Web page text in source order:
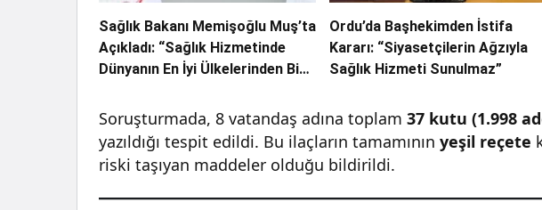
Sağlık Bakanı Memişoğlu Muş’ta
Açıkladı: “Sağlık Hizmetinde
Dünyanın En İyi Ülkelerinden Biri
Ordu’da Başhekimden İstifa
Kararı: “Siyasetçilerin Ağzıyla
Sağlık Hizmeti Sunulmaz”
Soruşturmada, 8 vatandaş adına toplam37 kutu (1.998
yazıldığı tespit edildi. Bu ilaçların tamamınınyeşil reçete
riski taşıyan maddeler olduğu bildirildi.